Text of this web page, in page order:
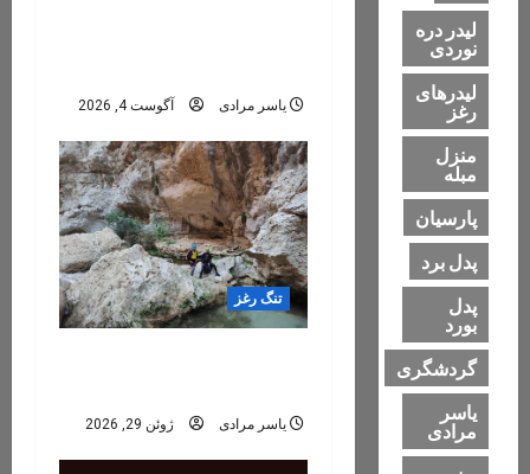
یاسر مرادی آگوست 4, 2026
تنگ رغز
یاسر مرادی ژوئن 29, 2026
لیدر دره
نوردی
لیدرهای
منزل
پارسیان
پدل برد
گردشگری
مرادی